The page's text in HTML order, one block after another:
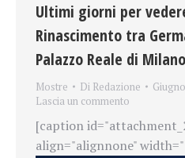
Ultimi giorni per
Rinascimento tra
Palazzo Reale di Milano
Mostre Di Redazione
Lascia un commento
[caption
align="alignnone"